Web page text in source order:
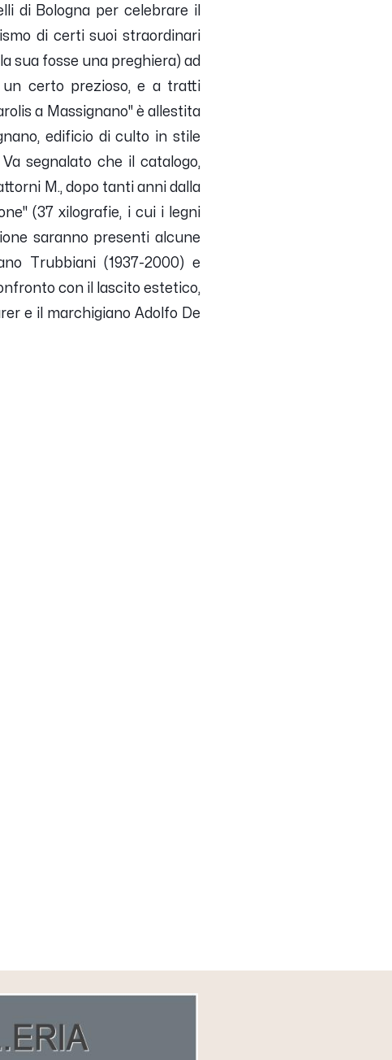
di Bologna per celebrare il
di certi suoi straordinari
sua fosse una preghiera) ad
un certo prezioso, e a tratti
a Massignano" è allestita
edificio di culto in stile
segnalato che il catalogo,
M., dopo tanti anni dalla
(37 xilografie, i cui i legni
saranno presenti alcune
Trubbiani (1937-2000) e
con il lascito estetico,
e il marchigiano Adolfo De